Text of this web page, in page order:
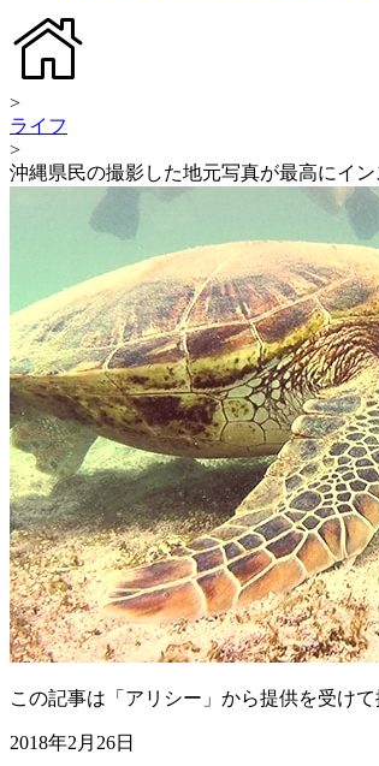
>
ライフ
>
沖縄県民の撮影した地元写真が最高にイン
この記事は「アリシー」から提供を受け
2018年2月26日